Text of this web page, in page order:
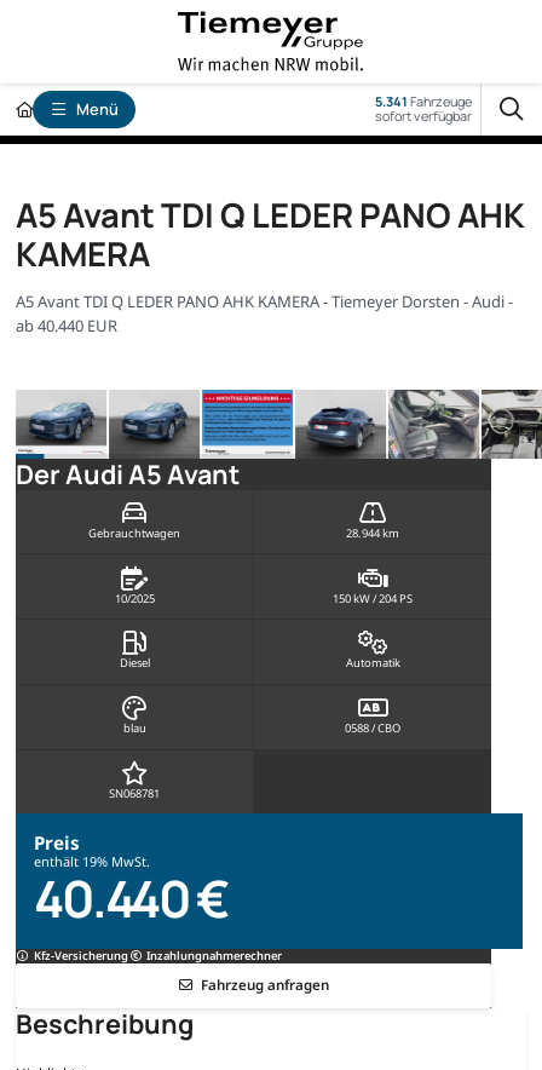
Menü 5.341 Fahrzeuge
sofort verfügbar
A5 Avant TDI Q LEDER PANO AHK
KAMERA
A5 Avant TDI Q LEDER PANO AHK KAMERA - Tiemeyer Dorsten - Audi -
ab 40.440 EUR
Der Audi A5 Avant
Gebrauchtwagen 28.944 km
10/2025 150 kW / 204 PS
Diesel Automatik
blau 0588 / CBO
SN068781
Preis
enthält 19% MwSt.
40.440 €
Kfz-Versicherung Inzahlungnahmerechner
Fahrzeug anfragen
Beschreibung